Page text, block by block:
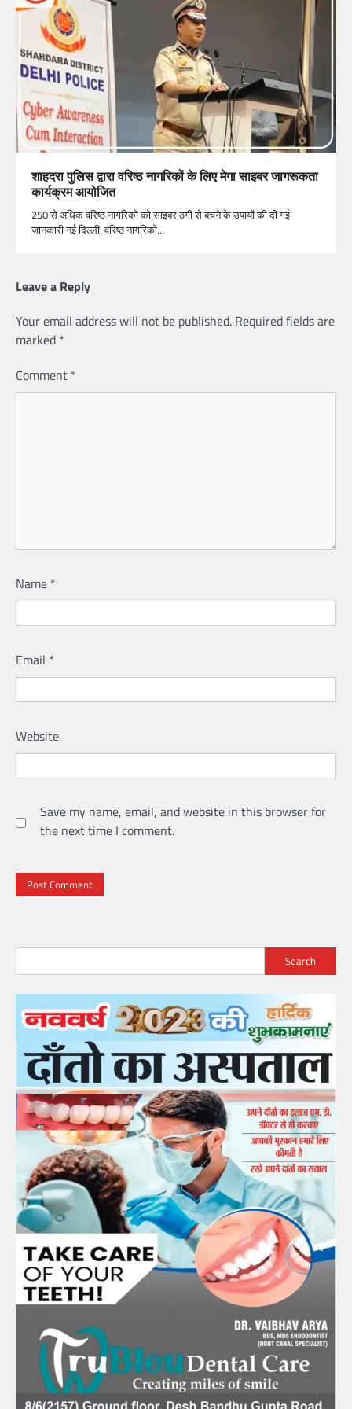
शाहदरा पुलिस द्वारा वरिष्ठ नागरिकों के लिए मेगा साइबर जागरूकता
कार्यक्रम आयोजित
250 से अधिक वरिष्ठ नागरिकों को साइबर ठगी से बचने के उपायों की दी गई
जानकारी नई दिल्ली: वरिष्ठ नागरिकों…
Leave a Reply
Your email address will not be published. Required fields are
marked *
Comment *
Name *
Email *
Website
Save my name, email, and website in this browser for
the next time I comment.
Search